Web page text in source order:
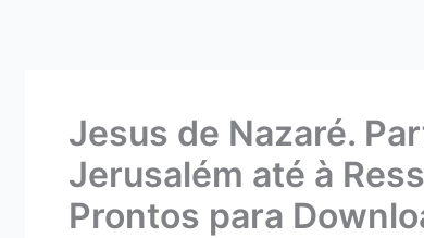
Jesus de Nazaré.
Jerusalém até à
Prontos para